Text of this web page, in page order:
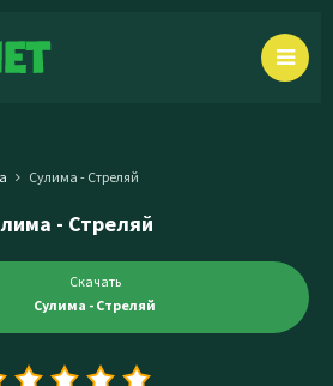
Сулима - Стреляй
- Стреляй
Скачать
Сулима - Стреляй